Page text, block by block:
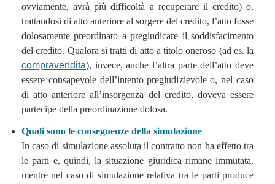
ovviamente, avrà più difficoltà a recuperare il credito) o,
trattandosi di atto anteriore al sorgere del credito, l’atto fosse
dolosamente preordinato a pregiudicare il soddisfacimento
del credito. Qualora si tratti di atto a titolo oneroso (ad es. la
compravendita), invece, anche l’altra parte dell’atto deve
essere consapevole dell’intento pregiudizievole o, nel caso
di atto anteriore all’insorgenza del credito, doveva essere
partecipe della preordinazione dolosa.
Quali sono le conseguenze della simulazione
In caso di simulazione assoluta il contratto non ha effetto tra
le parti e, quindi, la situazione giuridica rimane immutata,
mentre nel caso di simulazione relativa tra le parti produce